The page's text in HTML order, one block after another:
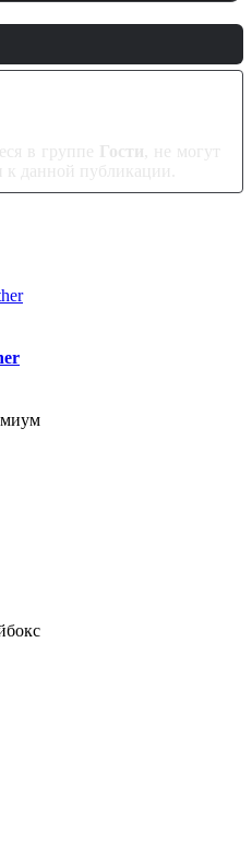
в группе Гости , не могут
к данной публикации.